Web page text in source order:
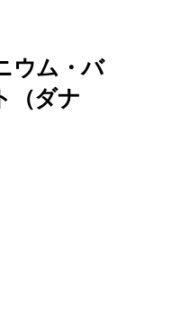
ダナー）
ウム・バ
（ダナ